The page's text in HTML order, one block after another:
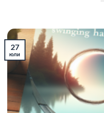
27
юли